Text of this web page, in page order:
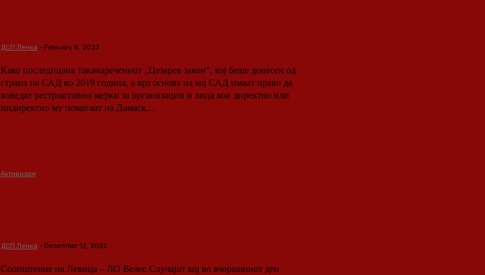
ДСП Ленка - February 8, 2023
Како последицана таканаречениот „Цезарев закон“, кој беше донесен од
страна на САД во 2019 година, а врз основа на кој САД имаат право да
воведат рестриктивни мерки за организации и лица кои директно или
индиректно му помагаат на Дамаск,...
Активизам
ДСП Ленка - December 12, 2022
Соопштение на Левица – ЛО Велес Случајот кој во вчерашниот ден